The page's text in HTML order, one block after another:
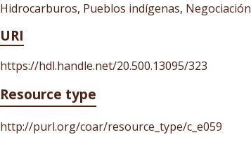
Hidrocarburos, Pueblos indígenas, Negociación
URI
https://hdl.handle.net/20.500.13095/323
Resource type
http://purl.org/coar/resource_type/c_e059